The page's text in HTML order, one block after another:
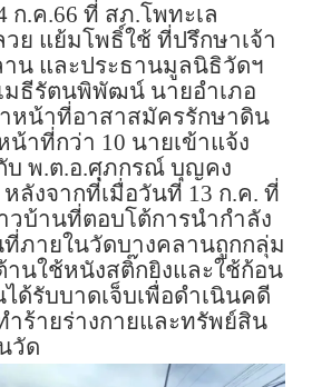
ก.ค.66 ที่ สภ.โพทะเล
ย แย้มโพธิ์ใช้ ที่ปรึกษาเจ้า
น และประธานมูลนิธิวัดฯ
มธีรัตนพิพัฒน์ นายอำเภอ
าหน้าที่อาสาสมัครรักษาดิน
าที่กว่า 10 นายเข้าแจ้ง
บ พ.ต.อ.ศุภกรณ์ บุญคง
ลังจากที่เมื่อวันที่ 13 ก.ค. ที่
บ้านที่ตอบโต้การนำกำลัง
ภายในวัดบางคลานถูกกลุ่ม
นใช้หนังสติ๊กยิงและใช้ก้อน
ด้รับบาดเจ็บเพื่อดำเนินคดี
ร้ายร่างกายและทรัพย์สิน
วัด